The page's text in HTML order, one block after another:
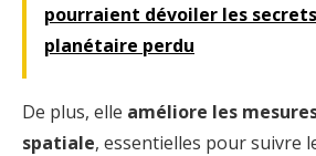
pourraient dévoiler les
planétaire perdu
De plus, elle améliore les
spatiale, essentielles pour suivre